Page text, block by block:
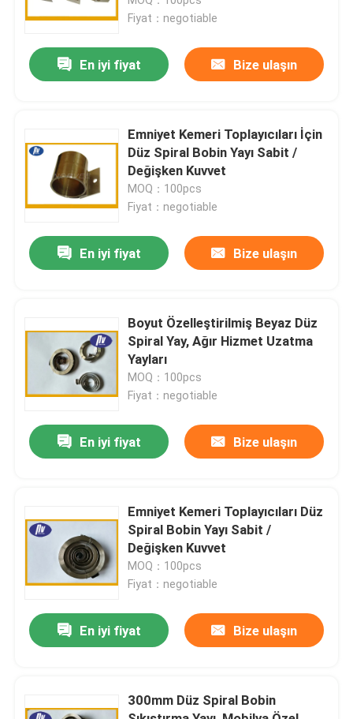
Ev
Hakkımızda
Kalite kontrol
Bir teklif isteği
Çelik Spiral Yay
Burulma Spiral Yayı
Fiyat：negotiable
En iyi fiyat Bize ulaşın
Emniyet Kemeri Toplayıcıları İçin
Düz Spiral Bobin Yayı Sabit /
Değişken Kuvvet
MOQ：100pcs
Fiyat：negotiable
En iyi fiyat Bize ulaşın
Boyut Özelleştirilmiş Beyaz Düz
Spiral Yay, Ağır Hizmet Uzatma
Yayları
MOQ：100pcs
Fiyat：negotiable
En iyi fiyat Bize ulaşın
Emniyet Kemeri Toplayıcıları Düz ​​
Spiral Bobin Yayı Sabit /
Değişken Kuvvet
MOQ：100pcs
Fiyat：negotiable
En iyi fiyat Bize ulaşın
300mm Düz Spiral Bobin